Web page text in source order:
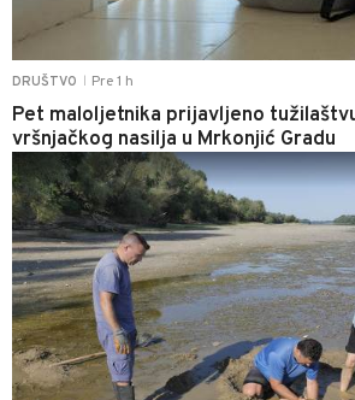
DRUŠTVO Pre 1 h
Pet maloljetnika prijavljeno
vršnjačkog nasilja u Mrkonjić Gradu